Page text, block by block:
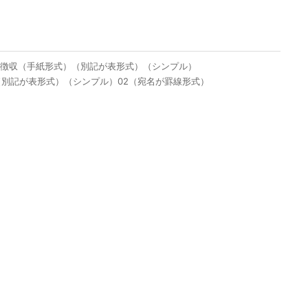
（手紙形式）（別記が表形式）（シンプル）
記が表形式）（シンプル）02（宛名が罫線形式）